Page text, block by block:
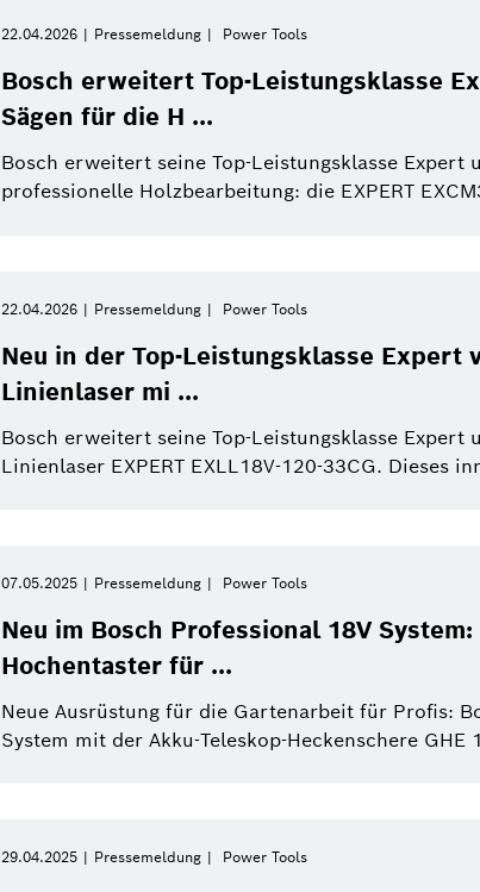
22.04.2026 Pressemeldung Power Tools
Bosch erweitert Top-Leistungsklasse
Sägen für die H ...
Bosch erweitert seine Top-Leistungsklasse Expert
professionelle Holzbearbeitung: die EXPERT
22.04.2026 Pressemeldung Power Tools
Neu in der Top-Leistungsklasse Expert
Linienlaser mi ...
Bosch erweitert seine Top-Leistungsklasse Expert
Linienlaser EXPERT EXLL18V-120-33CG. Dieses
07.05.2025 Pressemeldung Power Tools
Neu im Bosch Professional 18V
Hochentaster für ...
Neue Ausrüstung für die Gartenarbeit für Profis:
System mit der Akku-Teleskop-Heckenschere
29.04.2025 Pressemeldung Power Tools